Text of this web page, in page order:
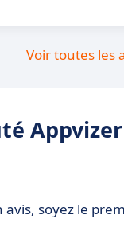
Voir toutes les
Appvizer
avis, soyez le